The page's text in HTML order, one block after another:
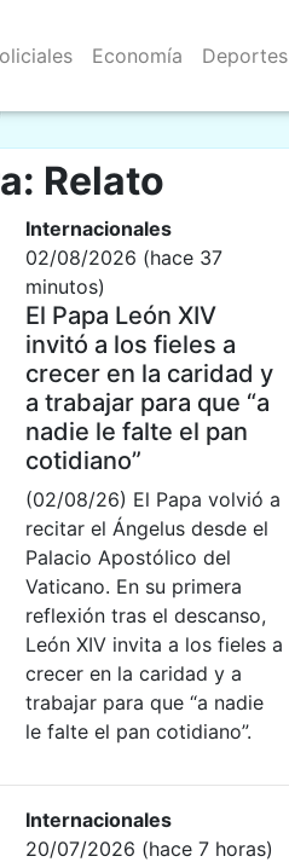
Economía Deportes
Relato
Internacionales
02/08/2026 (hace 37
minutos)
El Papa León XIV
invitó a los fieles a
crecer en la caridad y
a trabajar para que “a
nadie le falte el pan
cotidiano”
(02/08/26) El Papa volvió a
recitar el Ángelus desde el
Palacio Apostólico del
Vaticano. En su primera
reflexión tras el descanso,
León XIV invita a los fieles a
crecer en la caridad y a
trabajar para que “a nadie
le falte el pan cotidiano”.
Internacionales
20/07/2026 (hace 7 horas)